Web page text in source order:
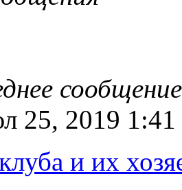
сообщение
25, 2019 1:41
и их